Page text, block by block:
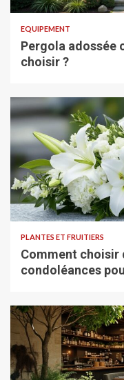
EQUIPEMENT
Pergola adossée
choisir ?
PLANTES ET FRUITIERS
Comment choisir
condoléances